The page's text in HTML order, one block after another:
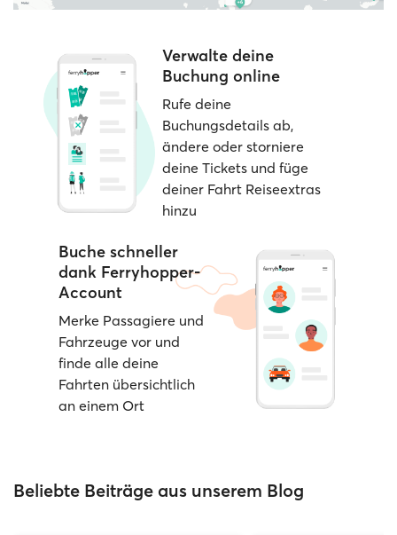
Verwalte deine
Buchung online
Rufe deine
Buchungsdetails ab,
ändere oder storniere
deine Tickets und füge
deiner Fahrt Reiseextras
hinzu
Buche schneller
dank Ferryhopper-
Account
Merke Passagiere und
Fahrzeuge vor und
finde alle deine
Fahrten übersichtlich
an einem Ort
Beliebte Beiträge aus unserem Blog